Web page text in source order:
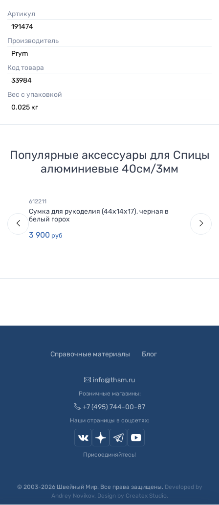
Артикул
191474
Производитель
Prym
Код товара
33984
Вес с упаковкой
0.025 кг
Популярные аксессуары для Спицы
алюминиевые 40см/3мм
612211
Сумка для рукоделия (44х14х17), черная в
белый горох
3 900 руб
Справочные материалы Блог
info@thsm.ru
Розничные магазины:
+7 (495) 744-00-87
Наши страницы в соцсетях:
Присоединяйтесь!
© 2003-2026Швейный Мир. Все права защищены. Developed by
Andrey Novikov. Design by Createx Studio.